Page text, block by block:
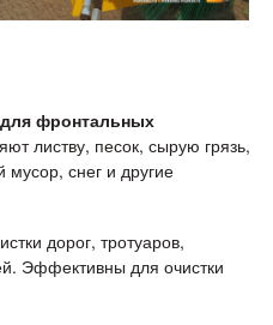
фронтальных
листву, песок, сырую грязь,
мусор, снег и другие
дорог, тротуаров,
Эффективны для очистки